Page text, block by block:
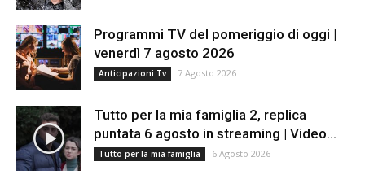
Programmi TV del pomeriggio di oggi |
venerdì 7 agosto 2026
Anticipazioni Tv 7 Agosto 2026
Tutto per la mia famiglia 2, replica
puntata 6 agosto in streaming | Video...
Tutto per la mia famiglia 6 Agosto 2026